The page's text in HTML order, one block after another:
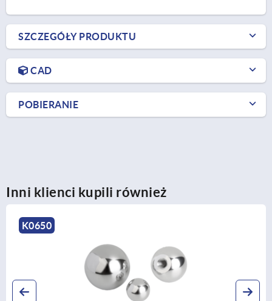
SZCZEGÓŁY PRODUKTU
CAD
POBIERANIE
Inni klienci kupili również